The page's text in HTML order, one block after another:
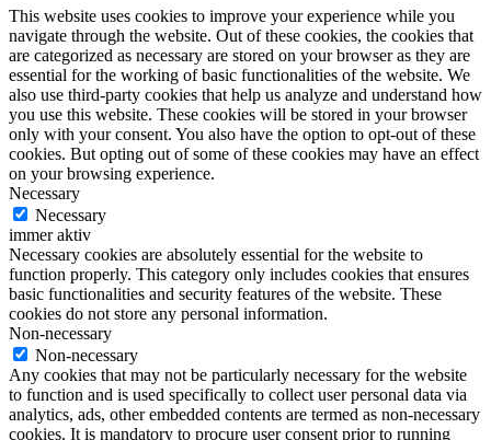
This website uses cookies to improve your experience while you
navigate through the website. Out of these cookies, the cookies that
are categorized as necessary are stored on your browser as they are
essential for the working of basic functionalities of the website. We
also use third-party cookies that help us analyze and understand how
you use this website. These cookies will be stored in your browser
only with your consent. You also have the option to opt-out of these
cookies. But opting out of some of these cookies may have an effect
on your browsing experience.
Necessary
Necessary
immer aktiv
Necessary cookies are absolutely essential for the website to
function properly. This category only includes cookies that ensures
basic functionalities and security features of the website. These
cookies do not store any personal information.
Non-necessary
Non-necessary
Any cookies that may not be particularly necessary for the website
to function and is used specifically to collect user personal data via
analytics, ads, other embedded contents are termed as non-necessary
cookies. It is mandatory to procure user consent prior to running